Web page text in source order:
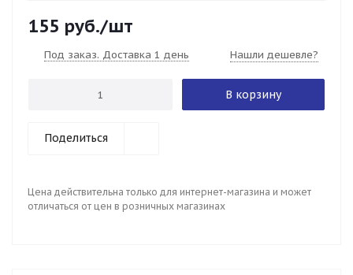
155 руб./шт
Под заказ. Доставка 1 день Нашли дешевле?
В корзину
Поделиться
Цена действительна только для интернет-магазина и может
отличаться от цен в розничных магазинах